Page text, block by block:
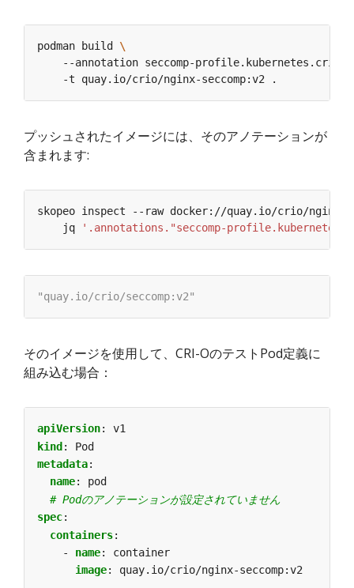
podman build
--annotation seccomp-profile.kubernetes.cri-
プッシュされたイメージには、そのアノテーションが
含まれます:
    jq
'.annotations."seccomp-
そのイメージを使用して、CRI-OのテストPod定義に
組み込む場合：
apiVersion:
v1
kind :
Pod
metadata:
name:
pod
# Podのアノテーションが設定されていません
spec:
containers:
- name:
container
image: quay.io/crio/nginx-seccomp:v2